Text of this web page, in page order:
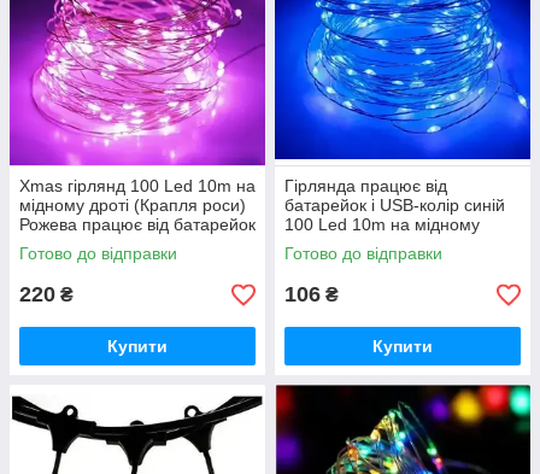
Xmas гірлянд 100 Led 10m на
мідному дроті (Крапля роси)
Рожева працює від батарейок
+ USB (200) iC227
Готово до відправки
220 ₴
Купити
Гірлянда працює від
батарейок і USB-колір синій
100 Led 10m на мідному
дроті (Крапля роси) iC227
Готово до відправки
106 ₴
Купити